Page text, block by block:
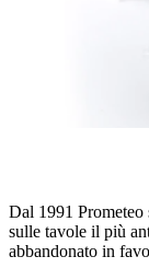
Dal 1991
sulle tavole il più
abbandonato in